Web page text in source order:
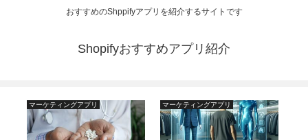
おすすめのShppifyアプリを紹介するサイトです
Shopifyおすすめアプリ紹介
マーケティングアプリ マーケティングアプリ